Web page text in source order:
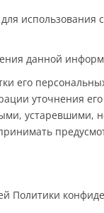
использования
данной
его
уточнения
устаревшими,
Политики